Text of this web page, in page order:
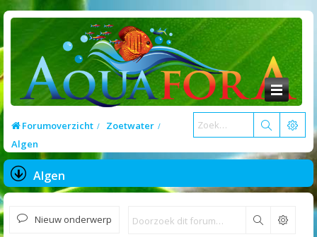
Forumoverzicht
Zoetwater
Algen
Algen
Nieuw onderwerp Zoek